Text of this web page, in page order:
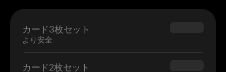
カード3枚セット
より安全
$69.90
カード2枚セット $54.90